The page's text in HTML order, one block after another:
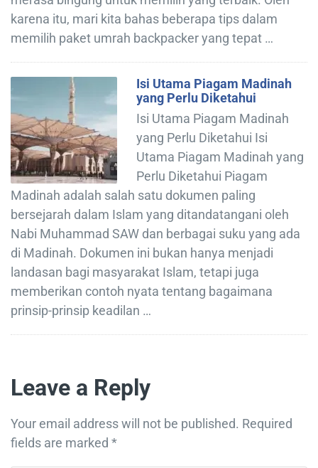
karena itu, mari kita bahas beberapa tips dalam
memilih paket umrah backpacker yang tepat …
Isi Utama Piagam Madinah
yang Perlu Diketahui
Isi Utama Piagam Madinah
yang Perlu Diketahui Isi
Utama Piagam Madinah yang
Perlu Diketahui Piagam
Madinah adalah salah satu dokumen paling
bersejarah dalam Islam yang ditandatangani oleh
Nabi Muhammad SAW dan berbagai suku yang ada
di Madinah. Dokumen ini bukan hanya menjadi
landasan bagi masyarakat Islam, tetapi juga
memberikan contoh nyata tentang bagaimana
prinsip-prinsip keadilan …
Leave a Reply
Your email address will not be published. Required
fields are marked *